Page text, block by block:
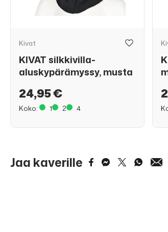
Kivat
KIVAT silkkivilla-
aluskypärämyssy, musta
24,95 €
Koko: 1 2 4
Jaa kaverille